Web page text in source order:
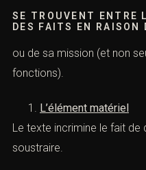
publics — Les fonds publics
à des particuliers. — Les
en tenant lieu : cette
ayant une valeur
paiement), ainsi que les
collectivités publiques ou